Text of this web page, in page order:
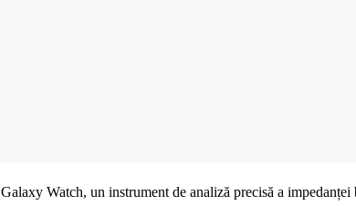
Galaxy Watch, un instrument de analiză precisă a